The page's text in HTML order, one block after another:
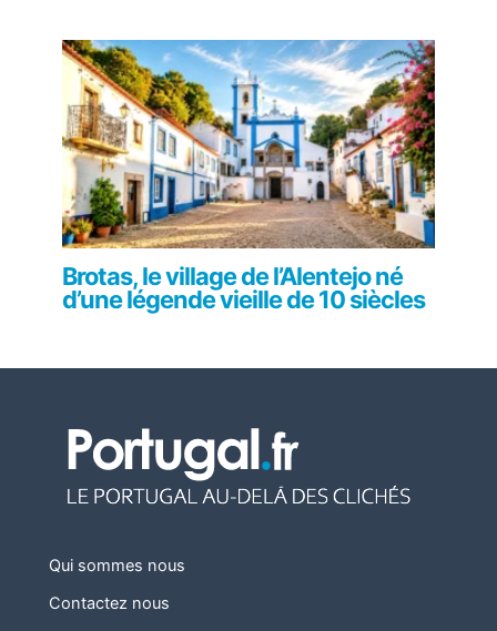
Brotas, le village de l’Alentejo né
d’une légende vieille de 10 siècles
Qui sommes nous
Contactez nous